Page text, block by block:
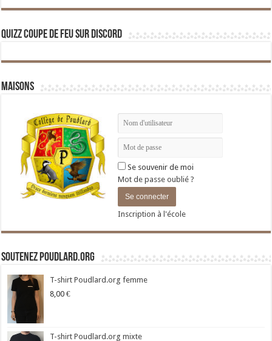
Quizz Coupe de Feu sur Discord
Maisons
Se souvenir de moi
Mot de passe oublié ?
Inscription à l'école
Soutenez Poudlard.org
T-shirt Poudlard.org femme
8,00 €
T-shirt Poudlard.org mixte